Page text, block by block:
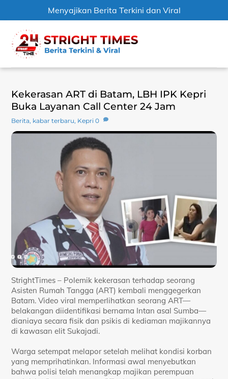
Menyajikan Berita Terkini dan Viral
content
Kekerasan ART di Batam, LBH IPK Kepri
Buka Layanan Call Center 24 Jam
Berita, kabar terbaru, Kepri 0
StrightTimes – Polemik kekerasan terhadap seorang
Asisten Rumah Tangga (ART) kembali menggegerkan
Batam. Video viral memperlihatkan seorang ART—
belakangan diidentifikasi bernama Intan asal Sumba—
dianiaya secara fisik dan psikis di kediaman majikannya
di kawasan elit Sukajadi.
Warga setempat melapor setelah melihat kondisi korban
yang memprihatinkan. Informasi awal menyebutkan
bahwa polisi telah menangkap majikan perempuan